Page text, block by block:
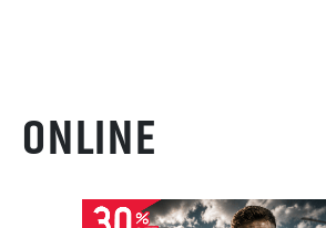
ONLINE